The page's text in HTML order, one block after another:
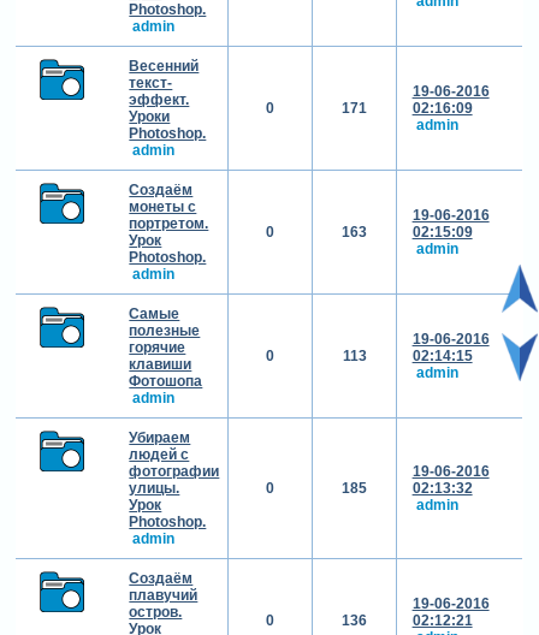
Photoshop.
admin
Весенний
текст-
эффект.
Уроки
Photoshop.
admin
0 171
19-06-2016
02:16:09
admin
Создаём
монеты с
портретом.
Урок
Photoshop.
admin
0 163
19-06-2016
02:15:09
admin
Самые
полезные
горячие
клавиши
Фотошопа
admin
0 113
19-06-2016
02:14:15
admin
Убираем
людей с
фотографии
улицы.
Урок
Photoshop.
admin
0 185
19-06-2016
02:13:32
admin
Создаём
плавучий
остров.
Урок
0 136
19-06-2016
02:12:21